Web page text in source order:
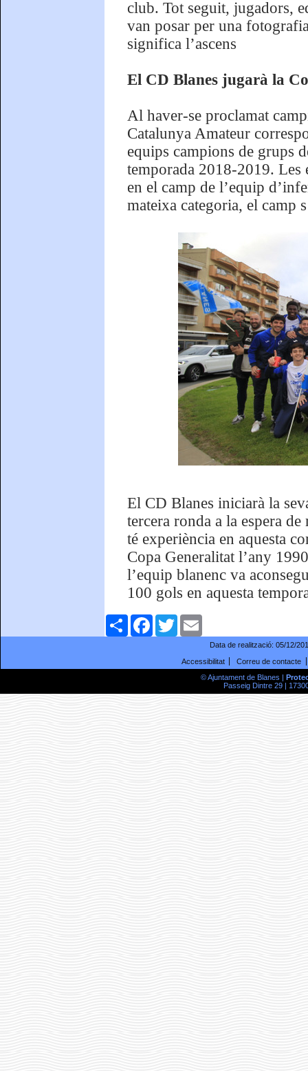
club. Tot seguit, jugadors,
van posar per una
significa l’ascens
El CD Blanes jugarà la
Al haver-se proclamat
Catalunya Amateur
equips campions de grups
temporada 2018-2019. Les
en el camp de l’equip
mateixa categoria, el camp
El CD Blanes iniciarà la
tercera ronda a la espera
té experiència en aquesta
Copa Generalitat l’any
l’equip blanenc va
100 gols en aquesta
ComparteixFacebookTwitter
Data de realització: 05/12/
Accessibilitat
Correu de contacte
© Ajuntament de Blanes |
Passeig Dintre 29 |